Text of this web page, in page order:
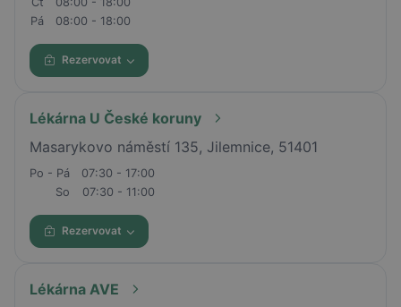
Pá
08:00 - 18:00
Rezervovat
Lékárna U České koruny
Masarykovo náměstí 135, Jilemnice, 51401
Po - Pá
07:30 - 17:00
So
07:30 - 11:00
Rezervovat
Lékárna AVE